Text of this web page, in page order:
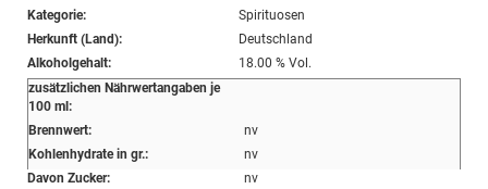
Kategorie:
Spirituosen
Herkunft (Land):
Deutschland
Alkoholgehalt:
18.00 % Vol.
zusätzlichen Nährwertangaben je
100 ml:
Brennwert:
nv
Kohlenhydrate in gr.:
nv
Davon Zucker:
nv